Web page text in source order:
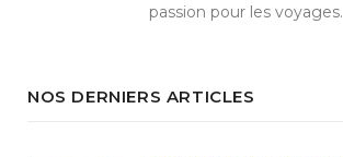
passion pour les voyages.
NOS DERNIERS ARTICLES